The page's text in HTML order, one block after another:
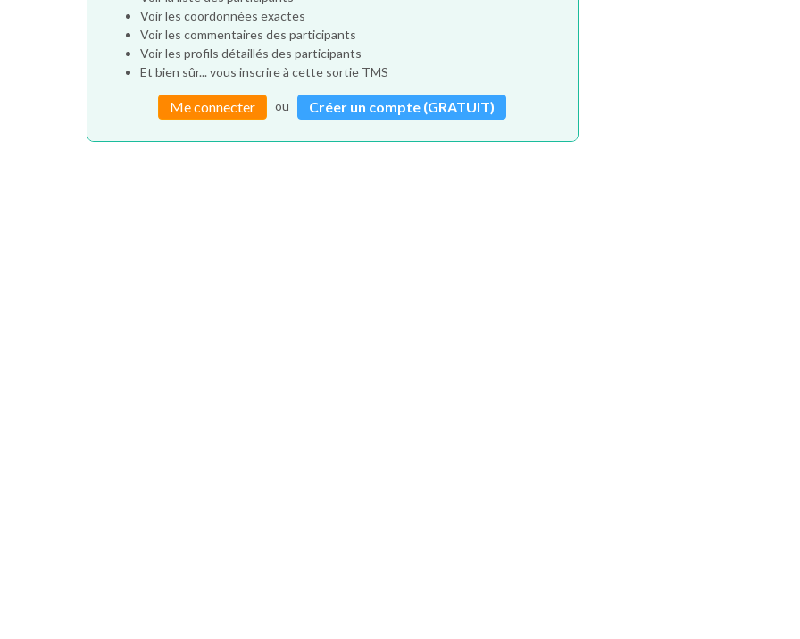
Voir les coordonnées exactes
Voir les commentaires des participants
Voir les profils détaillés des participants
Et bien sûr... vous inscrire à cette sortie TMS
Me connecter ou Créer un compte (GRATUIT)